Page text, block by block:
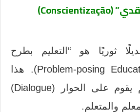
(
Conscientização
)
ثوريًا هو “التعليم بطرح
المشكلات” (Problem-posing Education). هذا
النوع من التعليم يقوم على الحوار (Dialogue)
والمتعلم.